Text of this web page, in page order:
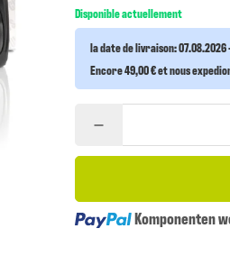
Disponible actuellement
la date de livraison:07.08.2026
Encore 49,00 € et nous
Loading...Komponenten